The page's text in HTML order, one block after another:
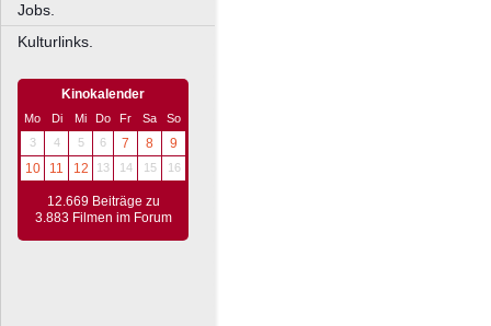
Jobs.
Kulturlinks.
Kinokalender
Mo Di Mi Do Fr Sa
So
3
4 5 6 7 8
9
10
11 12 13 14 15 16
12.669 Beiträge zu
3.883 Filmen im Forum